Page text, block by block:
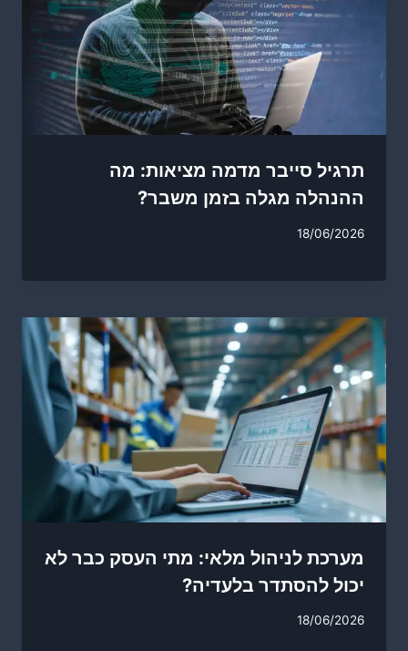
תרגיל סייבר מדמה מציאות: מה
ההנהלה מגלה בזמן משבר?
18/06/2026
מערכת לניהול מלאי: מתי העסק כבר לא
יכול להסתדר בלעדיה?
18/06/2026